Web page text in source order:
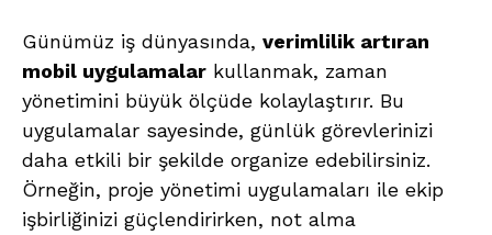
Günümüz iş dünyasında, verimlilik artıran
mobil uygulamalar kullanmak, zaman
yönetimini büyük ölçüde kolaylaştırır. Bu
uygulamalar sayesinde, günlük görevlerinizi
daha etkili bir şekilde organize edebilirsiniz.
Örneğin, proje yönetimi uygulamaları ile ekip
işbirliğinizi güçlendirirken, not alma